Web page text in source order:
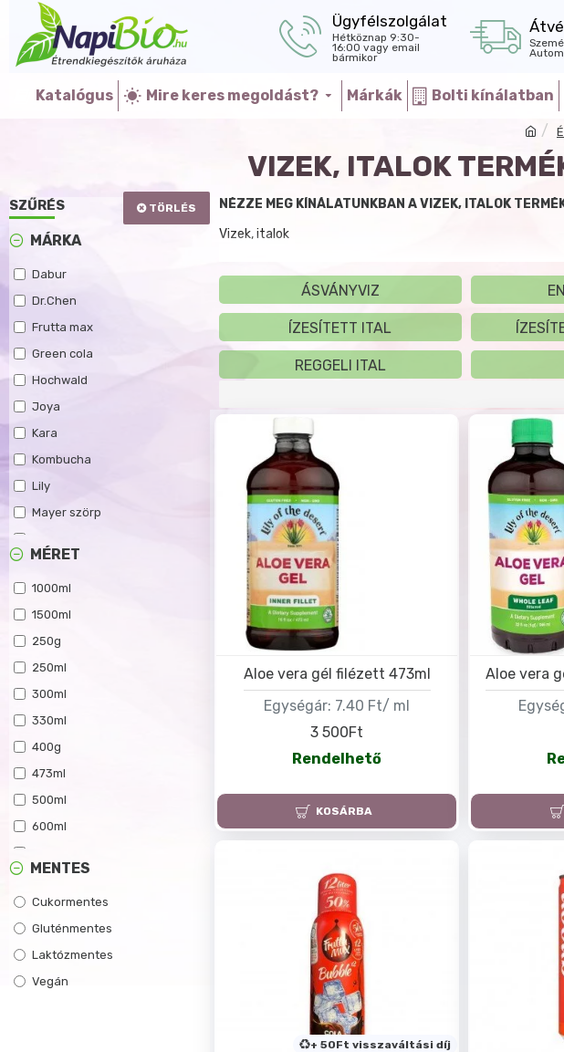
Ügyfélszolgálat
Hétköznap 9:30-
16:00 vagy email
bármikor
Katalógus Mire keres megoldást? Márkák Bolti kínálatban
VIZEK, ITALOK
SZŰRÉS TÖRLÉS
MÁRKA
Dabur
Dr.Chen
Frutta max
Green cola
Hochwald
Joya
Kara
Kombucha
Lily
Mayer szörp
Ovomaltine
Salvus
Sappé
Szafi Reform - Szafi Free
The Bridge
Virde
Viwa
Voelkel
MÉRET
1000ml
1500ml
250g
250ml
300ml
330ml
400g
473ml
500ml
600ml
MENTES
Cukormentes
Gluténmentes
Laktózmentes
Vegán
NÉZZE MEG KÍNÁLATUNKBAN A VIZEK, ITALOK
Vizek, italok
ÁSVÁNYVIZ
ÍZESÍTETT ITAL
REGGELI ITAL
Egységár: 7.40 Ft/ ml
Aloe vera gél filézett 473ml
3 500Ft
Rendelhető
KOSÁRBA
Aloe vera
+ 50Ft visszaváltási díj